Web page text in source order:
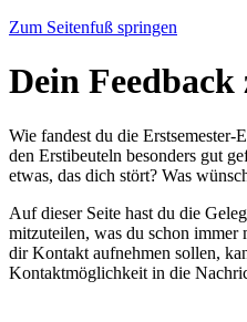
Zum Seitenfuß springen
Dein Feedback
Wie fandest du die Erstsemester-
den Erstibeuteln besonders gut
etwas, das dich stört? Was
Auf dieser Seite hast du die
mitzuteilen, was du schon
dir Kontakt aufnehmen sollen,
Kontaktmöglichkeit in die